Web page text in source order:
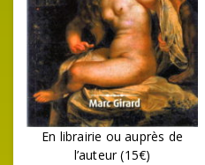
En librairie ou auprès de
l’auteur (15€)